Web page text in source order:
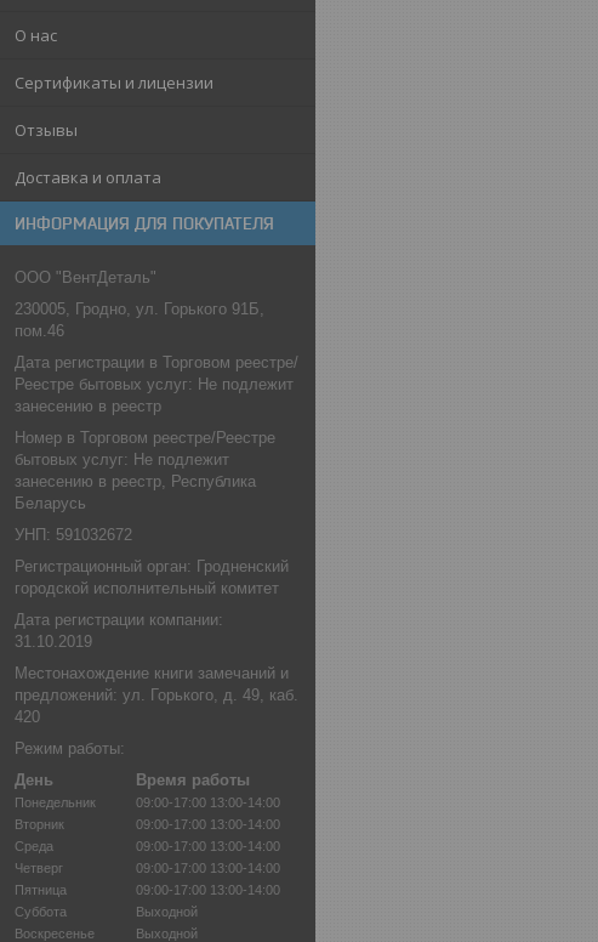
О нас
Сертификаты и лицензии
Отзывы
Доставка и оплата
ИНФОРМАЦИЯ ДЛЯ ПОКУПАТЕЛЯ
ООО "ВентДеталь"
230005, Гродно, ул. Горького 91Б,
пом.46
Дата регистрации в Торговом реестре/
Реестре бытовых услуг: Не подлежит
занесению в реестр
Номер в Торговом реестре/Реестре
бытовых услуг: Не подлежит
занесению в реестр, Республика
Беларусь
УНП: 591032672
Регистрационный орган: Гродненский
городской исполнительный комитет
Дата регистрации компании:
31.10.2019
Местонахождение книги замечаний и
предложений: ул. Горького, д. 49, каб.
420
Режим работы:
День
Время работы
Понедельник 09:00-17:00 13:00-14:00
Вторник
09:00-17:00 13:00-14:00
Среда
09:00-17:00 13:00-14:00
Четверг
09:00-17:00 13:00-14:00
Пятница
09:00-17:00 13:00-14:00
Суббота
Выходной
Воскресенье
Выходной